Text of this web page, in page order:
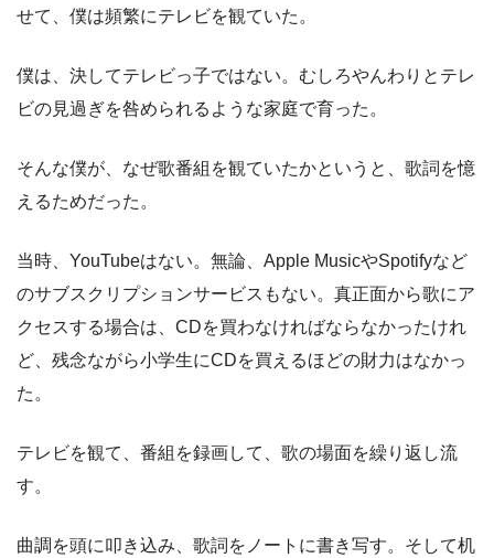
せて、僕は頻繁にテレビを観ていた。
僕は、決してテレビっ子ではない。むしろやんわりとテレ
ビの見過ぎを咎められるような家庭で育った。
そんな僕が、なぜ歌番組を観ていたかというと、歌詞を憶
えるためだった。
当時、YouTubeはない。無論、Apple MusicやSpotifyなど
のサブスクリプションサービスもない。真正面から歌にア
クセスする場合は、CDを買わなければならなかったけれ
ど、残念ながら小学生にCDを買えるほどの財力はなかっ
た。
テレビを観て、番組を録画して、歌の場面を繰り返し流
す。
曲調を頭に叩き込み、歌詞をノートに書き写す。そして机